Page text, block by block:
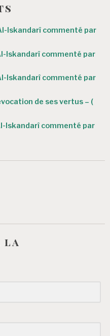
Iskandarî commenté par
Iskandarî commenté par
Iskandarî commenté par
de ses vertus – (
Iskandarî commenté par
la